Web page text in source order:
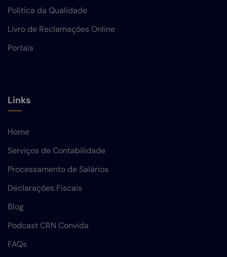
Política da Qualidade
Livro de Reclamações Online
Portais
Links
Home
Serviços de Contabilidade
Processamento de Salários
Declarações Fiscais
Blog
Podcast CRN Convida
FAQs